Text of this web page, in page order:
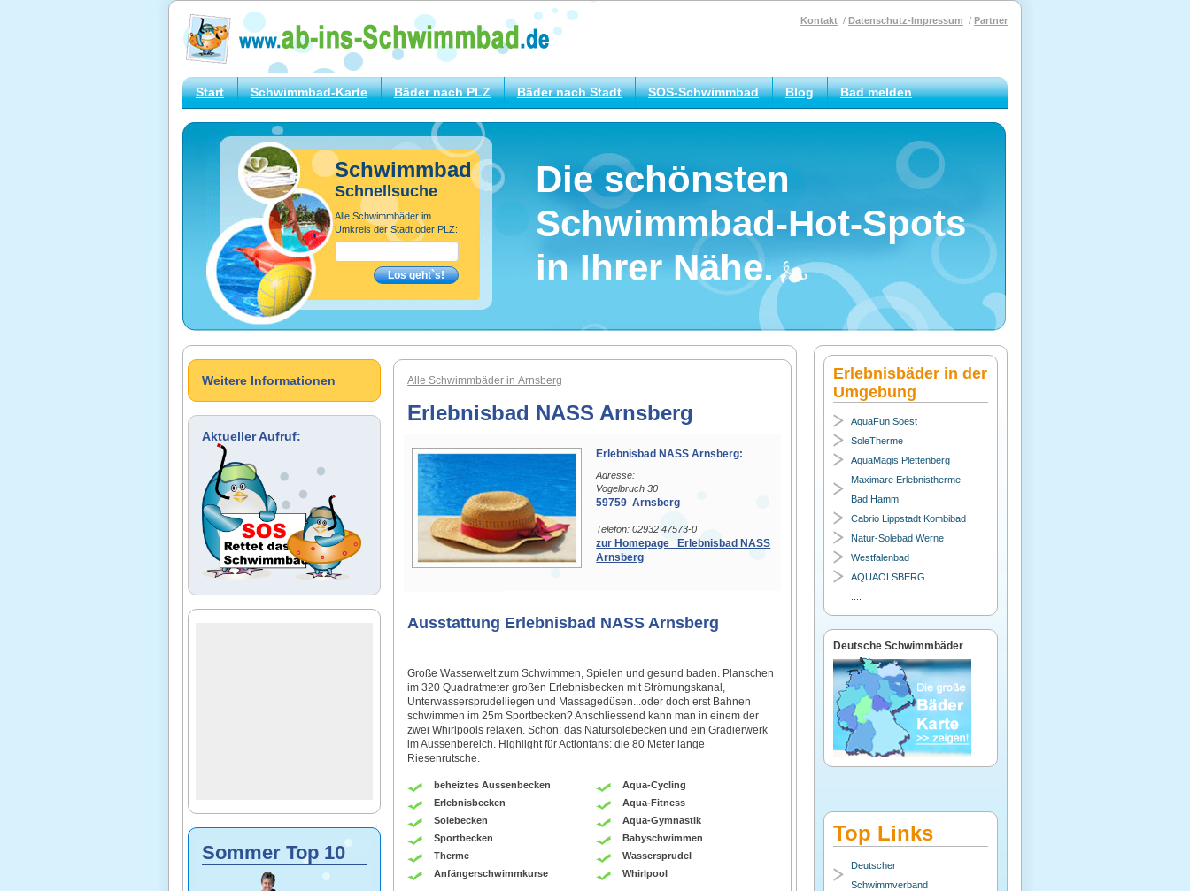
Kontakt Datenschutz-Impressum Partner
Start Schwimmbad-Karte Bäder nach PLZ Bäder nach Stadt SOS-Schwimmbad Blog Bad melden
Schwimmbad
Schnellsuche
Alle Schwimmbäder im
Umkreis der Stadt oder PLZ:
Die schönsten
Schwimmbad-Hot-Spots
in Ihrer Nähe.
Alle Schwimmbäder in Arnsberg
Erlebnisbad NASS Arnsberg
Erlebnisbad NASS Arnsberg:
Adresse:
Vogelbruch 30
59759 Arnsberg
Telefon: 02932 47573-0
zur Homepage Erlebnisbad NASS
Arnsberg
Ausstattung Erlebnisbad NASS Arnsberg
Große Wasserwelt zum Schwimmen, Spielen und gesund baden. Planschen
im 320 Quadratmeter großen Erlebnisbecken mit Strömungskanal,
Unterwassersprudelliegen und Massagedüsen...oder doch erst Bahnen
schwimmen im 25m Sportbecken? Anschliessend kann man in einem der
zwei Whirlpools relaxen. Schön: das Natursolebecken und ein Gradierwerk
im Aussenbereich. Highlight für Actionfans: die 80 Meter lange
Riesenrutsche.
beheiztes Aussenbecken
Erlebnisbecken
Solebecken
Sportbecken
Therme
Anfängerschwimmkurse
Aqua-Cycling
Aqua-Fitness
Aqua-Gymnastik
Babyschwimmen
Wassersprudel
Whirlpool
Weitere Informationen
Aktueller Aufruf:
Sommer Top 10
Erlebnisbäder in der
Umgebung
AquaFun Soest
SoleTherme
AquaMagis Plettenberg
Maximare Erlebnistherme
Bad Hamm
Cabrio Lippstadt Kombibad
Natur-Solebad Werne
Westfalenbad
AQUAOLSBERG
Deutsche Schwimmbäder
Top Links
Deutscher
Schwimmverband